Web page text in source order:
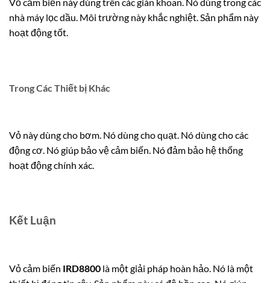
nhà máy lọc dầu. Môi trường này khắc nghiệt. Sản phẩm này
hoạt động tốt.
Trong Các Thiết bị Khác
Vỏ này dùng cho bơm. Nó dùng cho quạt. Nó dùng cho các
động cơ. Nó giúp bảo vệ cảm biến. Nó đảm bảo hệ thống
hoạt động chính xác.
Kết Luận
Vỏ cảm biến IRD8800 là một giải pháp hoàn hảo. Nó là một